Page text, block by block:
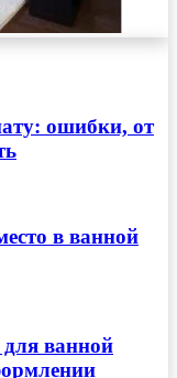
ошибки, от
в ванной
ванной